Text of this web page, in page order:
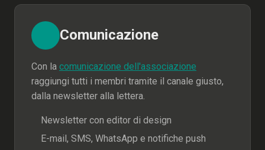
Comunicazione
Con la comunicazione dell'associazione
raggiungi tutti i membri tramite il canale giusto,
dalla newsletter alla lettera.
Newsletter con editor di design
E-mail, SMS, WhatsApp e notifiche push